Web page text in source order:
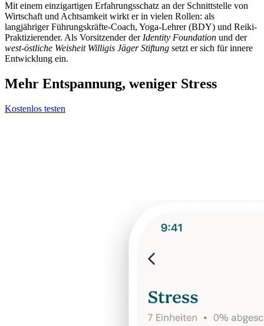
Mit einem einzigartigen Erfahrungsschatz an der Schnittstelle von
Wirtschaft und Achtsamkeit wirkt er in vielen Rollen: als
langjähriger Führungskräfte-Coach, Yoga-Lehrer (BDY) und Reiki-
Praktizierender. Als Vorsitzender der Identity Foundation und der
west-östliche Weisheit Willigis Jäger Stiftung setzt er sich für innere
Entwicklung ein.
Mehr Entspannung, weniger Stress
Kostenlos testen